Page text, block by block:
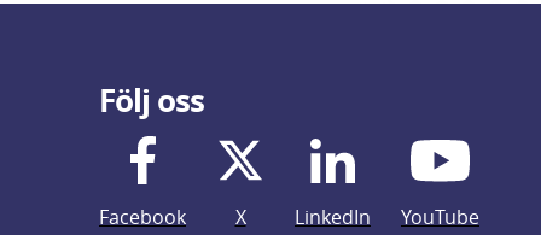
Följ oss
Facebook X LinkedIn YouTube